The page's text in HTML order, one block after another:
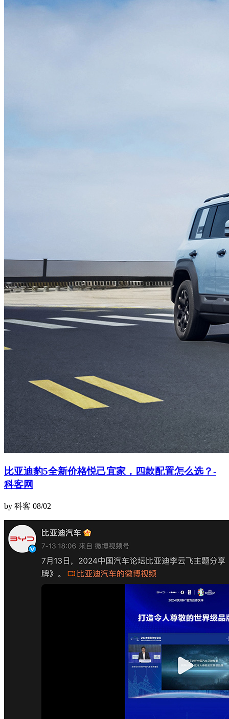
比亚迪豹5全新价格悦己宜家，四款配置怎么选？-
科客网
by 科客 08/02